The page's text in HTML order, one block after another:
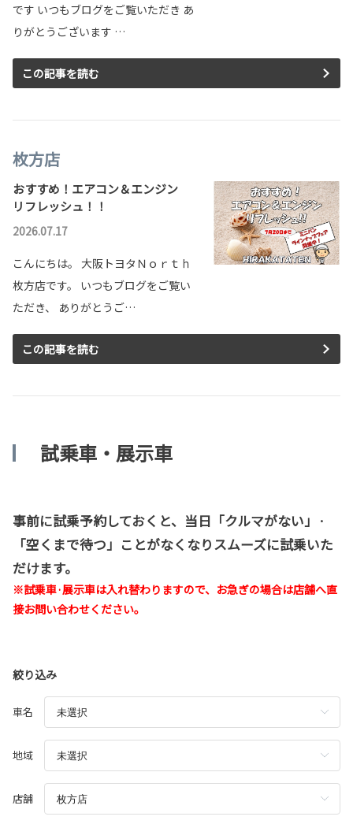
です いつもブログをご覧いただき あ
りがとうございます …
この記事を読む
枚方店
おすすめ！エアコン＆エンジン
リフレッシュ！！
2026.07.17
こんにちは。 大阪トヨタＮｏｒｔｈ
枚方店です。 いつもブログをご覧い
ただき、 ありがとうご…
この記事を読む
試乗車・展示車
事前に試乗予約しておくと、当日「クルマがない」·
「空くまで待つ」ことがなくなりスムーズに試乗いた
だけます。
※試乗車·展示車は入れ替わりますので、お急ぎの場合は店舗へ直
接お問い合わせください。
絞り込み
車名
地域
店舗